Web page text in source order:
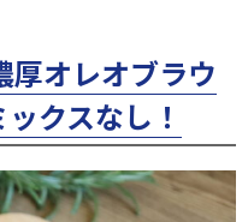
オレオブラウ
クスなし！